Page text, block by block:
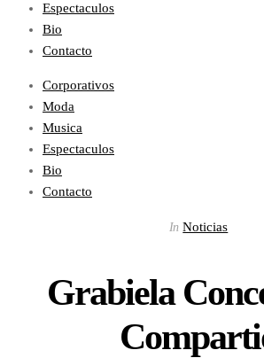
Espectaculos
Bio
Contacto
Corporativos
Moda
Musica
Espectaculos
Bio
Contacto
In Noticias
Grabiela